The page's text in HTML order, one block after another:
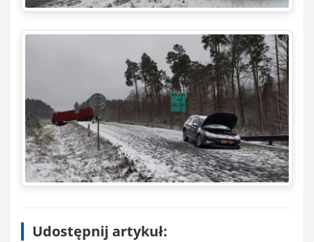
Udostępnij artykuł: